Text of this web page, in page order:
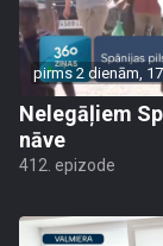
pirms 2 dienām,
Nelegāļiem
nāve
412. epizode